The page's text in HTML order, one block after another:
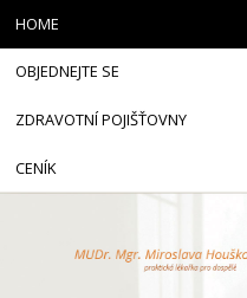
HOME
OBJEDNEJTE SE
ZDRAVOTNÍ POJIŠŤOVNY
CENÍK